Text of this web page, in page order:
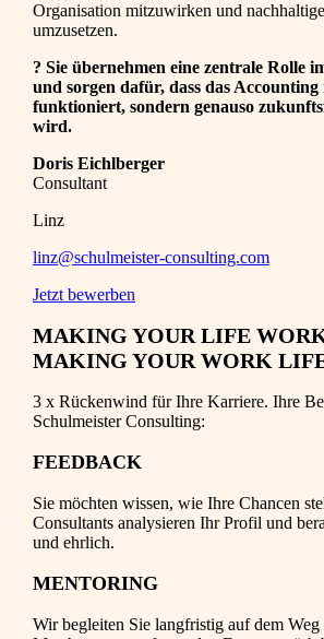
Organisation mitzuwirken und
umzusetzen.
? Sie übernehmen eine zentrale Rolle
und sorgen dafür, dass das
funktioniert, sondern genauso
wird.
Doris Eichlberger
Consultant
Linz
linz@schulmeister-consulting.com
Jetzt bewerben
MAKING YOUR LIFE
MAKING YOUR WORK
3 x Rückenwind für Ihre Karriere. Ihre
Schulmeister Consulting:
FEEDBACK
Sie möchten wissen, wie Ihre Chancen
Consultants analysieren Ihr Profil und
und ehrlich.
MENTORING
Wir begleiten Sie langfristig auf dem